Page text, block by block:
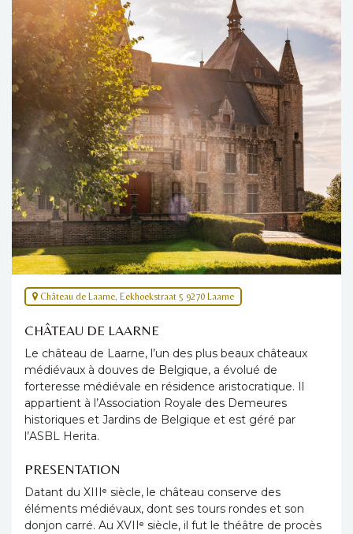
Château de Laarne, Eekhoekstraat 5 9270 Laarne
CHÂTEAU DE LAARNE
Le château de Laarne, l’un des plus beaux châteaux
médiévaux à douves de Belgique, a évolué de
forteresse médiévale en résidence aristocratique. Il
appartient à l’Association Royale des Demeures
historiques et Jardins de Belgique et est géré par
l’ASBL Herita.
PRESENTATION
Datant du XIIIᵉ siècle, le château conserve des
éléments médiévaux, dont ses tours rondes et son
donjon carré. Au XVIIᵉ siècle, il fut le théâtre de procès